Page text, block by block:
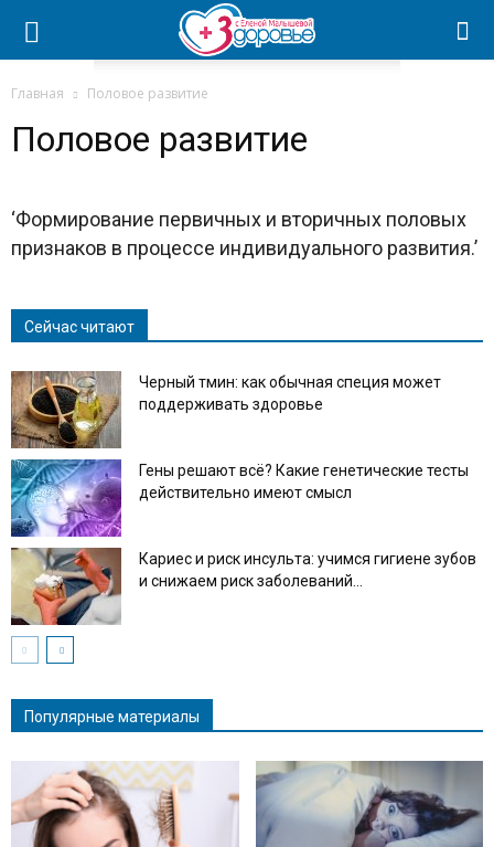
Главная Половое развитие
Половое развитие
‘Формирование первичных и вторичных половых
признаков в процессе индивидуального развития.’
Сейчас читают
Черный тмин: как обычная специя может
поддерживать здоровье
Гены решают всё? Какие генетические тесты
действительно имеют смысл
Кариес и риск инсульта: учимся гигиене зубов
и снижаем риск заболеваний...
Популярные материалы